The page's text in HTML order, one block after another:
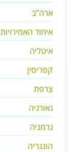
ארה"ב
איחוד האמירויות
איטליה
קפריסין
צרפת
גאורגיה
גרמניה
הונגריה